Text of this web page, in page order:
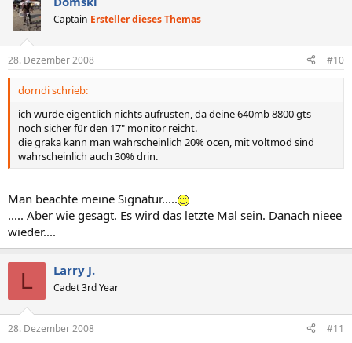
Captain Ersteller dieses Themas
28. Dezember 2008 #10
dorndi schrieb:
ich würde eigentlich nichts aufrüsten, da deine 640mb 8800 gts
noch sicher für den 17" monitor reicht.
die graka kann man wahrscheinlich 20% ocen, mit voltmod sind
wahrscheinlich auch 30% drin.
Man beachte meine Signatur.....
..... Aber wie gesagt. Es wird das letzte Mal sein. Danach nieee
wieder....
L Larry J.
Cadet 3rd Year
28. Dezember 2008 #11